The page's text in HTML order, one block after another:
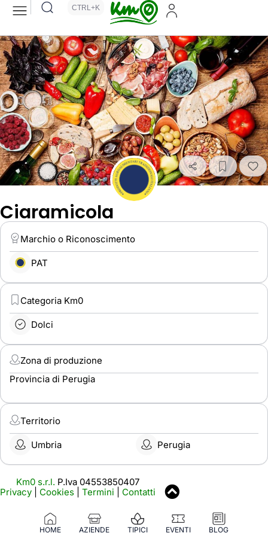
CTRL+K
HOME AZIENDE TIPICI EVENTI BLOG
Ciaramicola
Marchio o Riconoscimento
PAT
Categoria Km0
Dolci
Zona di produzione
Provincia di Perugia
Territorio
Umbria Perugia
Km0 s.r.l. P.Iva 04553850407
Privacy
Cookies Termini Contatti